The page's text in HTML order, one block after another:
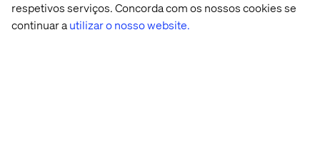
respetivos serviços. Concorda com os nossos cookies se
continuar autilizar o nosso website.